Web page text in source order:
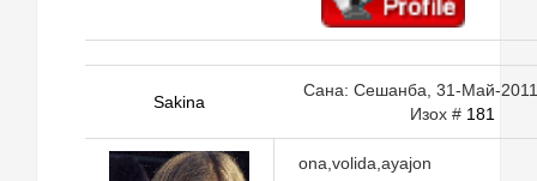
Sakina
Сана: Сешанба, 31-Май-
Изох # 181
ona,volida,ayajon